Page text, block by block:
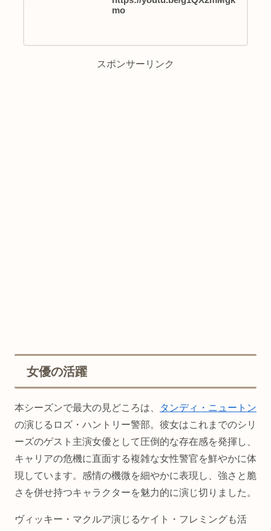
mo
スポンサーリンク
女優の活躍
本シーズンで最大の見どころは、
タンディ・ニュートン
の演じるロズ・ハントリー警部。彼女はこれまでのシリ
ーズのゲスト主演女優として圧倒的な存在感を発揮し、
キャリアの危機に直面する複雑な女性警官を鮮やかに体
現しています。感情の機微を細やかに表現し、強さと脆
さを併せ持つキャラクターを魅力的に演じ切りました。
ヴィッキー・マクルア演じるケイト・フレミングも活